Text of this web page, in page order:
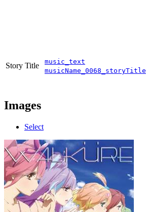
Story Title
music_text
musicName_0068_storyTitle
Images
Select